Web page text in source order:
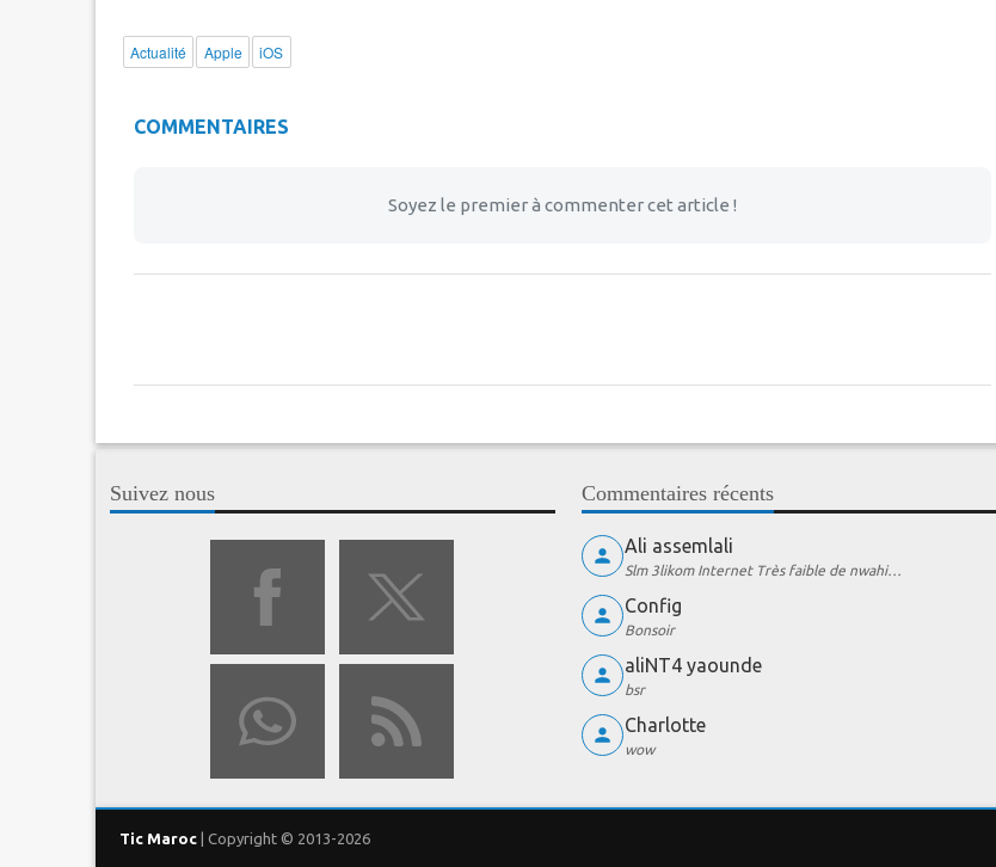
Actualité Apple iOS
COMMENTAIRES
Soyez le premier à commenter cet article !
Suivez nous Commentaires récents
Ali assemlali
Slm 3likom Internet Très faible de nwahi…
Config
Bonsoir
aliNT4 yaounde
bsr
Charlotte
wow
Tic Maroc| Copyright © 2013-2026